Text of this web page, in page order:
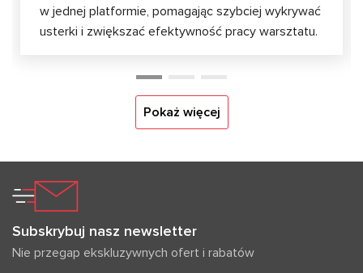
w jednej platformie, pomagając szybciej wykrywać
usterki i zwiększać efektywność pracy warsztatu.
Pokaż więcej
Subskrybuj nasz newsletter
Nie przegap ekskluzywnych ofert i rabatów